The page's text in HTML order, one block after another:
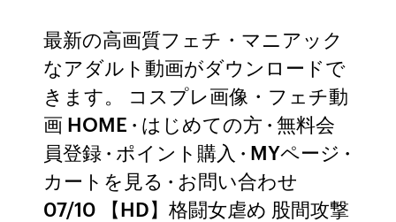
最新の高画質フェチ・マニアック
なアダルト動画がダウンロードで
きます。 コスプレ画像・フェチ動
画 HOME · はじめての方 · 無料会
員登録 · ポイント購入 · MYページ ·
カートを見る · お問い合わせ
07/10 【HD】格闘女虐め 股間攻撃